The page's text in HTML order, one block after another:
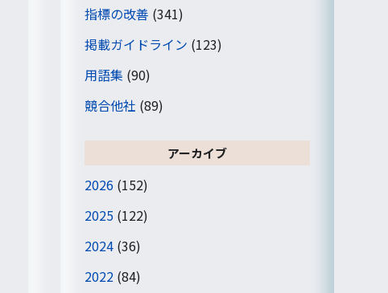
指標の改善 (341)
掲載ガイドライン (123)
用語集 (90)
競合他社 (89)
アーカイブ
2026(152)
2025(122)
2024(36)
2022(84)